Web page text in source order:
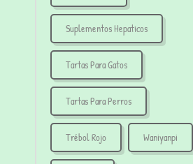
Suplementos Hepaticos
Tartas Para Gatos
Tartas Para Perros
Trébol Rojo Waniyanpi